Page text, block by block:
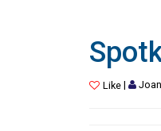
Like|